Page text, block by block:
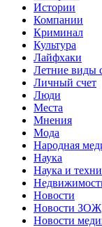
Истории
Компании
Криминал
Культура
Лайфхаки
Летние виды
Личный счет
Люди
Места
Мнения
Мода
Народная
Наука
Наука и
Новости
Новости ЗОЖ
Новости